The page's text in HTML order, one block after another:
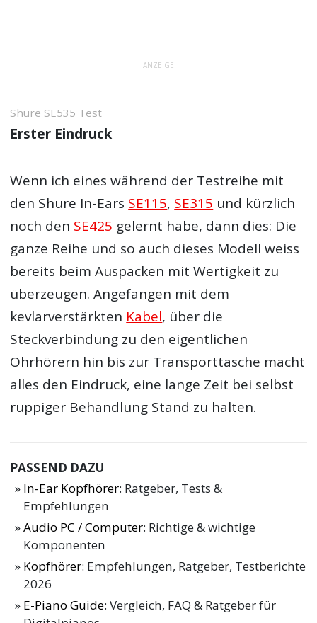
ANZEIGE
Shure SE535 Test
Erster Eindruck
Wenn ich eines während der Testreihe mit
den Shure In-Ears SE115, SE315 und kürzlich
noch den SE425 gelernt habe, dann dies: Die
ganze Reihe und so auch dieses Modell weiss
bereits beim Auspacken mit Wertigkeit zu
überzeugen. Angefangen mit dem
kevlarverstärkten Kabel, über die
Steckverbindung zu den eigentlichen
Ohrhörern hin bis zur Transporttasche macht
alles den Eindruck, eine lange Zeit bei selbst
ruppiger Behandlung Stand zu halten.
PASSEND DAZU
In-Ear Kopfhörer: Ratgeber, Tests &
Empfehlungen
Audio PC / Computer: Richtige & wichtige
Komponenten
Kopfhörer: Empfehlungen, Ratgeber, Testberichte
2026
E-Piano Guide: Vergleich, FAQ & Ratgeber für